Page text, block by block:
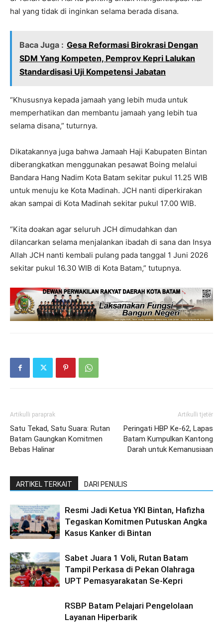
hal yang tidak di inginkan selama berada disana.
Baca Juga : Gesa Reformasi Birokrasi Dengan
SDM Yang Kompeten, Pemprov Kepri Lalukan
Standardisasi Uji Kompetensi Jabatan
“Khususnya kepada jamaah yang lebih muda untuk
memperhatikan dan membantu jamaah yang lebih tua
selama disana,” tuturnya.
Dikatakannya juga bahwa Jamaah Haji Kabupaten Bintan
diberangkatkan menggunakan pesawat Boing melalui
Bandara Hang Nadim Kota Batam sekitar pukul 11.25 WIB
untuk menuju ke Kota Madinah. JCH nanti diperkirakan
akan sampai di Kota Madinah sekitar pukul 17.00 WIB.
“Kita doakan agar seluruh JCH dimudahkan dan
dilancarkan selama menjalankan ibadah di sana dan Insya
Allah JCH nanti kembali pulang pada tanggal 1 Juni 2026
sekitar pukul 16.30 WIB di Kota Batam,” tutupnya.
Artikulli paraprak
Satu Tekad, Satu Suara: Rutan
Batam Gaungkan Komitmen
Bebas Halinar
Artikulli tjetër
Peringati HBP Ke-62, Lapas
Batam Kumpulkan Kantong
Darah untuk Kemanusiaan
ARTIKEL TERKAIT DARI PENULIS
Resmi Jadi Ketua YKI Bintan, Hafizha
Tegaskan Komitmen Putuskan Angka
Kasus Kanker di Bintan
Sabet Juara 1 Voli, Rutan Batam
Tampil Perkasa di Pekan Olahraga
UPT Pemasyarakatan Se-Kepri
RSBP Batam Pelajari Pengelolaan
Layanan Hiperbarik